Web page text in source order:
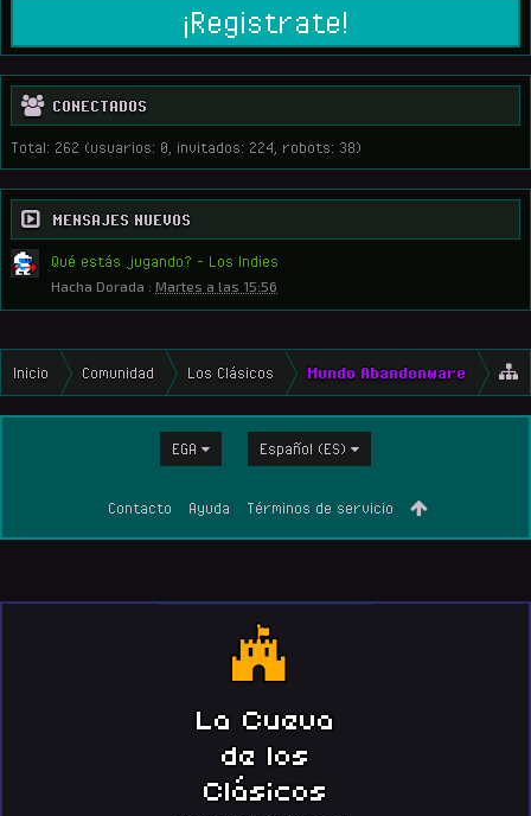
¡Registrate!
CONECTADOS
Total: 262 (usuarios: 0, invitados: 224, robots: 38)
MENSAJES NUEVOS
Qué estás jugando? - Los Indies
Hacha Dorada : Martes a las 15:56
Inicio Comunidad Los Clásicos Mundo Abandonware
EGA Español (ES)
Contacto Ayuda Términos de servicio
La Cueva
de los
Clásicos